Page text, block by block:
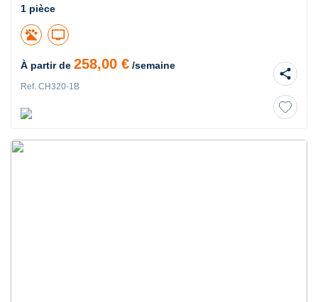
1 pièce
tv
À partir de 258,00 € /semaine
Ref. CH320-1B
share